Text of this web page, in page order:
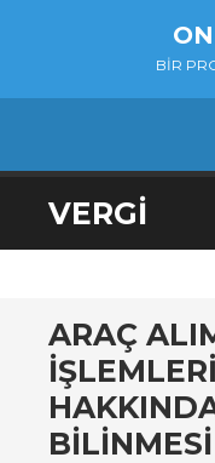
BIR
SKIP
TO
VERGI
ARAÇ